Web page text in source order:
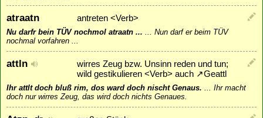
atraatn antreten <Verb>
Nu darfr bein TÜV nochmol atraatn ...
Nun darf er beim TÜV
nochmal vorfahren ...
attln
wirres Zeug bzw. Unsinn reden und tun;
wild gestikulieren <Verb> auch ↗Geattl
Ihr attlt doch bluß rim, dos ward doch nischt Genaus.
Ihr macht
doch nur wirres Zeug, das wird doch nichts Genaues.